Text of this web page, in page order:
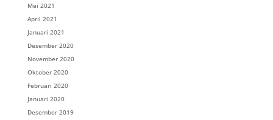
Mei 2021
April 2021
Januari 2021
Desember 2020
November 2020
Oktober 2020
Februari 2020
Januari 2020
Desember 2019